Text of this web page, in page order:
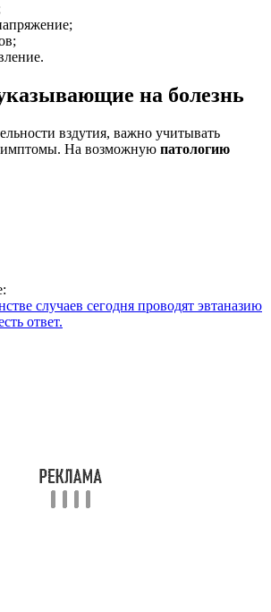
на болезнь
вздутия, важно учитывать
На возможную патологию
случаев сегодня проводят эвтаназию
ответ.